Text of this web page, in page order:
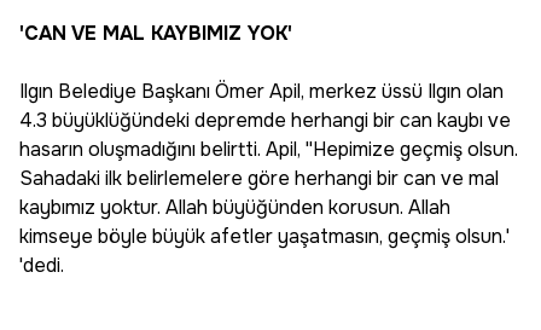
'CAN VE MAL KAYBIMIZ YOK'
Ilgın Belediye Başkanı Ömer Apil, merkez üssü Ilgın olan
4.3 büyüklüğündeki depremde herhangi bir can kaybı ve
hasarın oluşmadığını belirtti. Apil, ''Hepimize geçmiş olsun.
Sahadaki ilk belirlemelere göre herhangi bir can ve mal
kaybımız yoktur. Allah büyüğünden korusun. Allah
kimseye böyle büyük afetler yaşatmasın, geçmiş olsun.'
'dedi.